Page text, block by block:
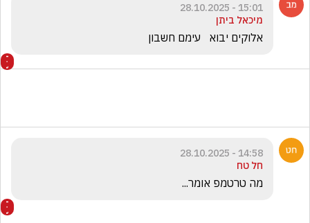
15:01 - 28.10.2025
מיכאל ביתן
אלוקים יבוא   עימם חשבון
14:58 - 28.10.2025
חל טח
מה טרטמפ אומר...